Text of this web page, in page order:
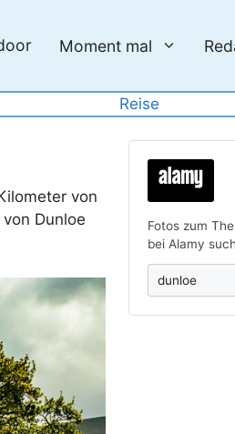
Moment mal
Reise
von
Dunloe
Fotos zum
bei Alamy